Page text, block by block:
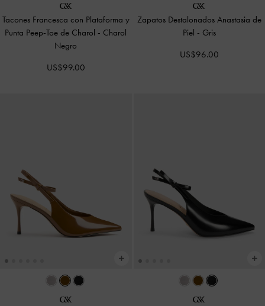
Tacones Francesca con Plataforma y
Punta Peep-Toe de Charol - Charol
Negro
US$99.00
Zapatos Destalonados Anastasia de
Piel - Gris
US$96.00